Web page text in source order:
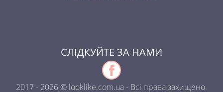
СЛІДКУЙТЕ ЗА НАМИ
2017 - 2026 © looklike.com.ua - Всі права захищено.